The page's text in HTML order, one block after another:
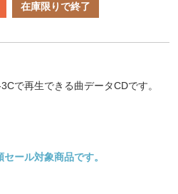
在庫限りで終了
で再生できる曲データCDです。
ール対象商品です。